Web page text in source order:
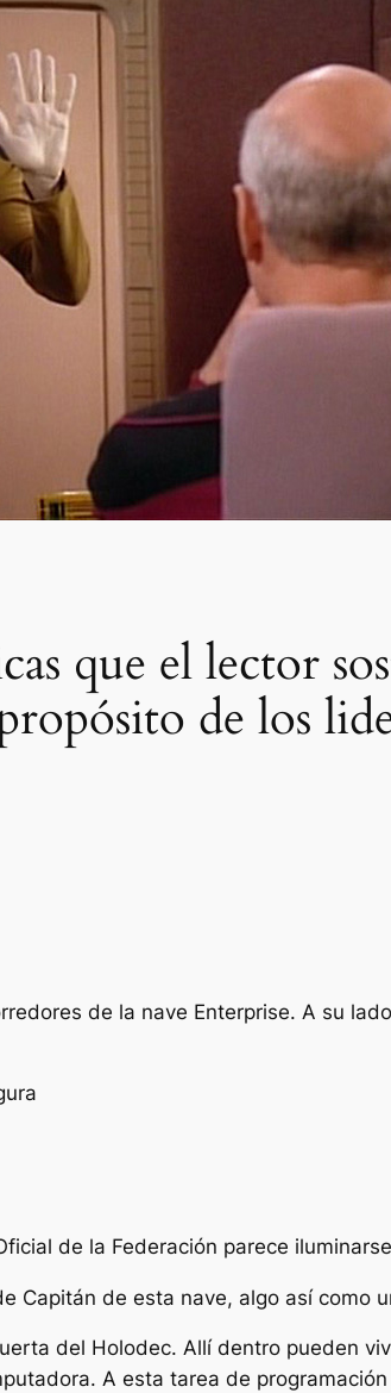
que el lector
de los
de la nave Enterprise. A su
de la Federación parece
Capitán de esta nave, algo así como
del Holodec. Allí dentro pueden
A esta tarea de